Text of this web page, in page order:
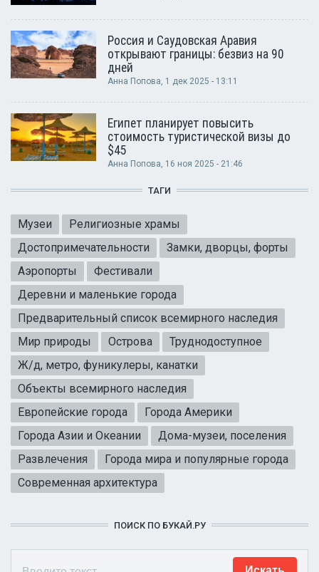
Россия и Саудовская Аравия
открывают границы: безвиз на 90
дней
Анна Попова, 1 дек 2025 - 13:11
Египет планирует повысить
стоимость туристической визы до
$45
Анна Попова, 16 ноя 2025 - 21:46
ТАГИ
Музеи
Религиозные храмы
Достопримечательности
Замки, дворцы, форты
Аэропорты
Фестивали
Деревни и маленькие города
Предварительный список всемирного наследия
Мир природы
Острова
Труднодоступное
Ж/д, метро, фуникулеры, канатки
Объекты всемирного наследия
Европейские города
Города Америки
Города Азии и Океании
Дома-музеи, поселения
Развлечения
Города мира и популярные города
Современная архитектура
ПОИСК ПО БУКАЙ.РУ